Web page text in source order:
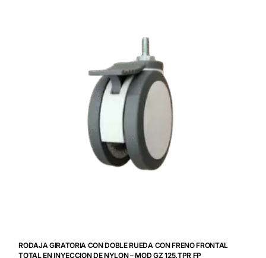
RODAJA GIRATORIA CON DOBLE RUEDA CON FRENO FRONTAL
TOTAL EN INYECCION DE NYLON – MOD GZ 125.TPR FP